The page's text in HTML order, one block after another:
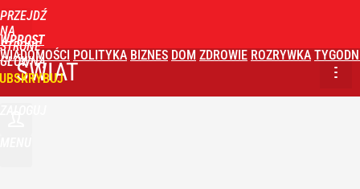
PRZEJDŹ
NA
STRONĘ
GŁÓWNĄ
WPROST
WIADOMOŚCI POLITYKA BIZNES DOM ZDROWIE ROZRYWKA
ŚWIAT